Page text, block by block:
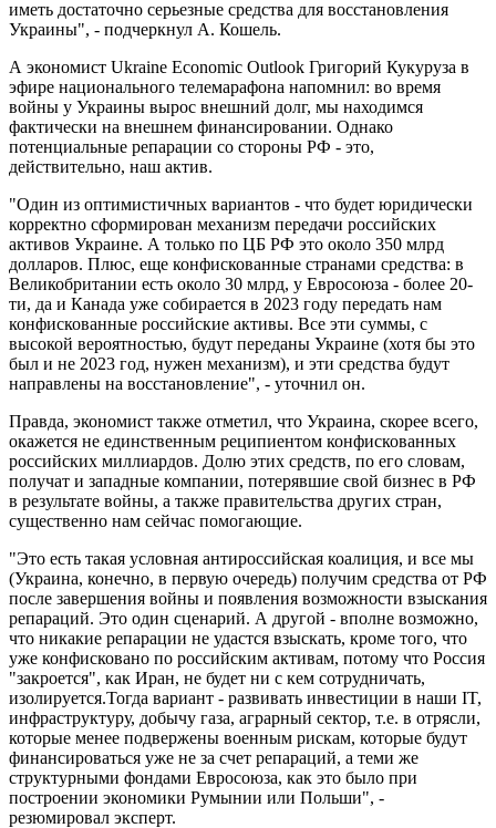
иметь достаточно серьезные средства для восстановления
Украины", - подчеркнул А. Кошель.
А экономист Ukraine Economic Outlook Григорий Кукуруза в
эфире национального телемарафона напомнил: во время
войны у Украины вырос внешний долг, мы находимся
фактически на внешнем финансировании. Однако
потенциальные репарации со стороны РФ - это,
действительно, наш актив.
"Один из оптимистичных вариантов - что будет юридически
корректно сформирован механизм передачи российских
активов Украине. А только по ЦБ РФ это около 350 млрд
долларов. Плюс, еще конфискованные странами средства: в
Великобритании есть около 30 млрд, у Евросоюза - более 20-
ти, да и Канада уже собирается в 2023 году передать нам
конфискованные российские активы. Все эти суммы, с
высокой вероятностью, будут переданы Украине (хотя бы это
был и не 2023 год, нужен механизм), и эти средства будут
направлены на восстановление", - уточнил он.
Правда, экономист также отметил, что Украина, скорее всего,
окажется не единственным реципиентом конфискованных
российских миллиардов. Долю этих средств, по его словам,
получат и западные компании, потерявшие свой бизнес в РФ
в результате войны, а также правительства других стран,
существенно нам сейчас помогающие.
"Это есть такая условная антироссийская коалиция, и все мы
(Украина, конечно, в первую очередь) получим средства от РФ
после завершения войны и появления возможности взыскания
репараций. Это один сценарий. А другой - вполне возможно,
что никакие репарации не удастся взыскать, кроме того, что
уже конфисковано по российским активам, потому что Россия
"закроется", как Иран, не будет ни с кем сотрудничать,
изолируется.Тогда вариант - развивать инвестиции в наши IT,
инфраструктуру, добычу газа, аграрный сектор, т.е. в отрясли,
которые менее подвержены военным рискам, которые будут
финансироваться уже не за счет репараций, а теми же
структурными фондами Евросоюза, как это было при
построении экономики Румынии или Польши", -
резюмировал эксперт.